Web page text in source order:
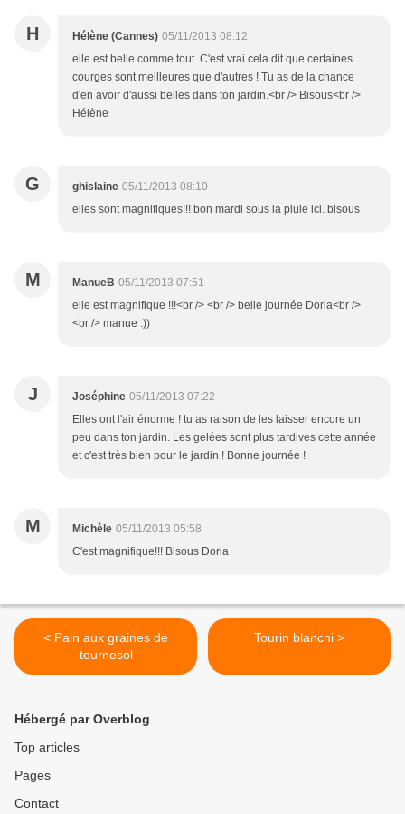
H Hélène (Cannes) 05/11/2013 08:12
elle est belle comme tout. C'est vrai cela dit que certaines
courges sont meilleures que d'autres ! Tu as de la chance
d'en avoir d'aussi belles dans ton jardin.<br /> Bisous<br />
Hélène
G ghislaine 05/11/2013 08:10
elles sont magnifiques!!! bon mardi sous la pluie ici. bisous
M ManueB 05/11/2013 07:51
elle est magnifique !!!<br /> <br /> belle journée Doria<br />
<br /> manue :))
J Joséphine 05/11/2013 07:22
Elles ont l'air énorme ! tu as raison de les laisser encore un
peu dans ton jardin. Les gelées sont plus tardives cette année
et c'est très bien pour le jardin ! Bonne journée !
M Michèle 05/11/2013 05:58
C'est magnifique!!! Bisous Doria
< Pain aux graines de
tournesol
Tourin blanchi >
Hébergé par Overblog
Top articles
Pages
Contact